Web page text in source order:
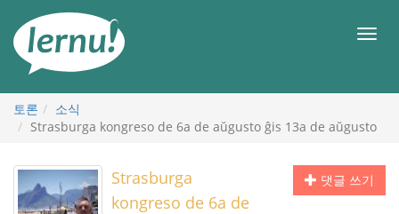
메
토론
소식
Strasburga kongreso de 6a de aŭgusto ĝis 13a de aŭgusto
댓글 쓰기
Strasburga
kongreso de 6a de